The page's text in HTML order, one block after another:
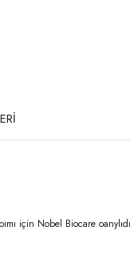
için Nobel Biocare